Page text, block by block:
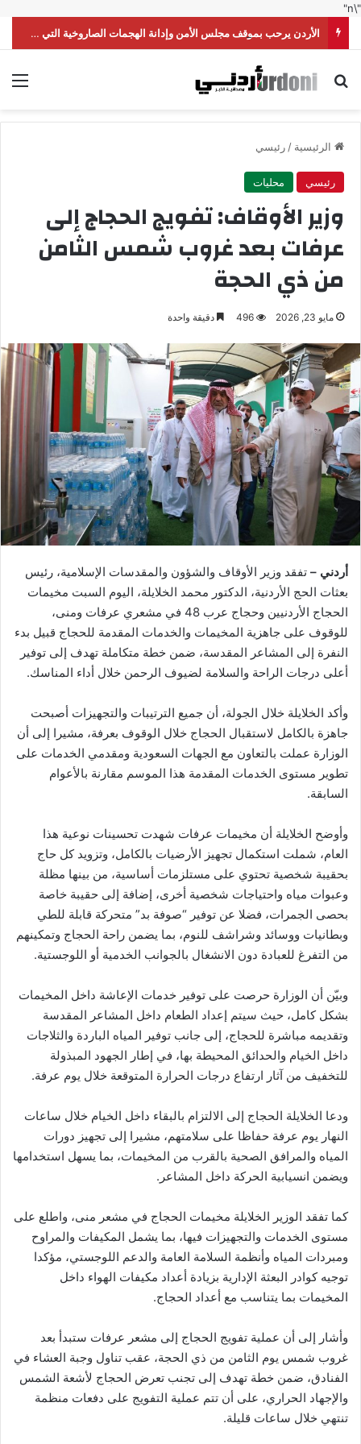
"\n"
الأردن يرحب بموقف مجلس الأمن وإدانة الهجمات الصاروخية التي شنّتها ميليشيا الحوثي على السعودية
بحث عن
الرئيسية /رئيسي
رئيسي محليات
وزير الأوقاف: تفويج الحجاج إلى
عرفات بعد غروب شمس الثامن
من ذي الحجة
مايو 23, 2026 496 دقيقة واحدة
أردني – تفقد وزير الأوقاف والشؤون والمقدسات الإسلامية، رئيس
بعثات الحج الأردنية، الدكتور محمد الخلايلة، اليوم السبت مخيمات
الحجاج الأردنيين وحجاج عرب 48 في مشعري عرفات ومنى،
للوقوف على جاهزية المخيمات والخدمات المقدمة للحجاج قبيل بدء
النفرة إلى المشاعر المقدسة، ضمن خطة متكاملة تهدف إلى توفير
أعلى درجات الراحة والسلامة لضيوف الرحمن خلال أداء المناسك.
وأكد الخلايلة خلال الجولة، أن جميع الترتيبات والتجهيزات أصبحت
جاهزة بالكامل لاستقبال الحجاج خلال الوقوف بعرفة، مشيرا إلى أن
الوزارة عملت بالتعاون مع الجهات السعودية ومقدمي الخدمات على
تطوير مستوى الخدمات المقدمة هذا الموسم مقارنة بالأعوام
السابقة.
وأوضح الخلايلة أن مخيمات عرفات شهدت تحسينات نوعية هذا
العام، شملت استكمال تجهيز الأرضيات بالكامل، وتزويد كل حاج
بحقيبة شخصية تحتوي على مستلزمات أساسية، من بينها مظلة
وعبوات مياه واحتياجات شخصية أخرى، إضافة إلى حقيبة خاصة
بحصى الجمرات، فضلا عن توفير “صوفة بد” متحركة قابلة للطي
وبطانيات ووسائد وشراشف للنوم، بما يضمن راحة الحجاج وتمكينهم
من التفرغ للعبادة دون الانشغال بالجوانب الخدمية أو اللوجستية.
وبيّن أن الوزارة حرصت على توفير خدمات الإعاشة داخل المخيمات
بشكل كامل، حيث سيتم إعداد الطعام داخل المشاعر المقدسة
وتقديمه مباشرة للحجاج، إلى جانب توفير المياه الباردة والثلاجات
داخل الخيام والحدائق المحيطة بها، في إطار الجهود المبذولة
للتخفيف من آثار ارتفاع درجات الحرارة المتوقعة خلال يوم عرفة.
ودعا الخلايلة الحجاج إلى الالتزام بالبقاء داخل الخيام خلال ساعات
النهار يوم عرفة حفاظا على سلامتهم، مشيرا إلى تجهيز دورات
المياه والمرافق الصحية بالقرب من المخيمات، بما يسهل استخدامها
ويضمن انسيابية الحركة داخل المشاعر.
كما تفقد الوزير الخلايلة مخيمات الحجاج في مشعر منى، واطلع على
مستوى الخدمات والتجهيزات فيها، بما يشمل المكيفات والمراوح
ومبردات المياه وأنظمة السلامة العامة والدعم اللوجستي، مؤكدا
توجيه كوادر البعثة الإدارية بزيادة أعداد مكيفات الهواء داخل
المخيمات بما يتناسب مع أعداد الحجاج.
وأشار إلى أن عملية تفويج الحجاج إلى مشعر عرفات ستبدأ بعد
غروب شمس يوم الثامن من ذي الحجة، عقب تناول وجبة العشاء في
الفنادق، ضمن خطة تهدف إلى تجنب تعرض الحجاج لأشعة الشمس
والإجهاد الحراري، على أن تتم عملية التفويج على دفعات منظمة
تنتهي خلال ساعات قليلة.